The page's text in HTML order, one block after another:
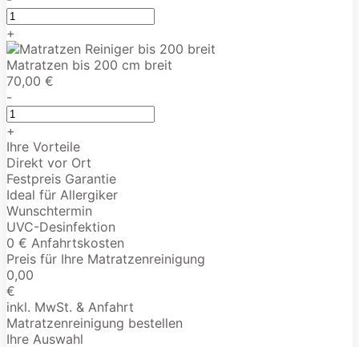
+
Matratzen bis 200 cm breit
70,00 €
-
+
Ihre Vorteile
Direkt vor Ort
Festpreis Garantie
Ideal für Allergiker
Wunschtermin
UVC-Desinfektion
0 € Anfahrtskosten
Preis für Ihre Matratzenreinigung
0,00
€
inkl. MwSt. & Anfahrt
Matratzenreinigung bestellen
Ihre Auswahl